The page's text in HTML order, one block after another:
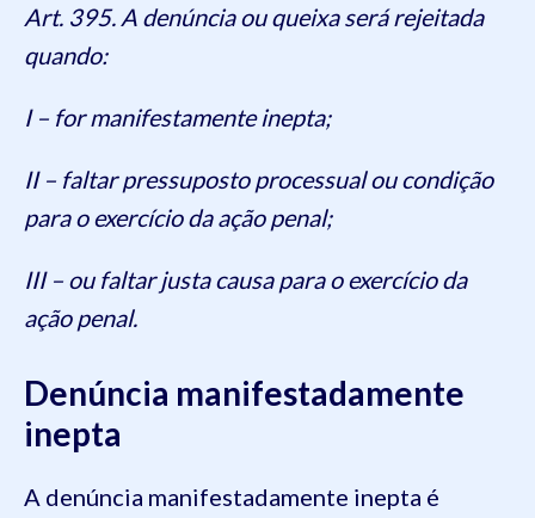
Art. 395. A denúncia ou queixa será rejeitada
quando:
I – for manifestamente inepta;
II – faltar pressuposto processual ou condição
para o exercício da ação penal;
III – ou faltar justa causa para o exercício da
ação penal.
Denúncia manifestadamente
inepta
A denúncia manifestadamente inepta é